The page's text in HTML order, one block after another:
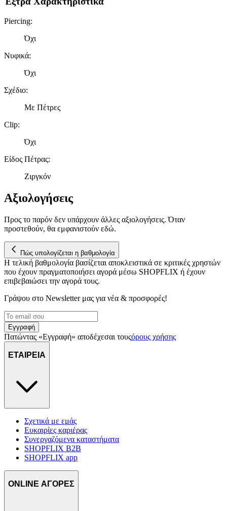
Piercing:
Όχι
Νυφικά:
Όχι
Σχέδιο:
Με Πέτρες
Clip:
Όχι
Είδος Πέτρας:
Ζιργκόν
Αξιολογήσεις
Προς το παρόν δεν υπάρχουν άλλες αξιολογήσεις. Όταν
προστεθούν, θα εμφανιστούν εδώ.
Πώς υπολογίζεται η βαθμολογία
Η τελική βαθμολογία βασίζεται αποκλειστικά σε κριτικές χρηστών
που έχουν πραγματοποιήσει αγορά μέσω SHOPFLIX ή έχουν
επιβεβαιώσει την αγορά τους.
Γράψου στο Νewsletter μας για νέα & προσφορές!
Εγγραφή
Πατώντας «Εγγραφή» αποδέχεσαι τουςόρους χρήσης
ΕΤΑΙΡΕΙΑ
Σχετικά με εμάς
Ευκαιρίες καριέρας
Συνεργαζόμενα καταστήματα
SHOPFLIX B2B
SHOPFLIX app
ONLINE ΑΓΟΡΕΣ